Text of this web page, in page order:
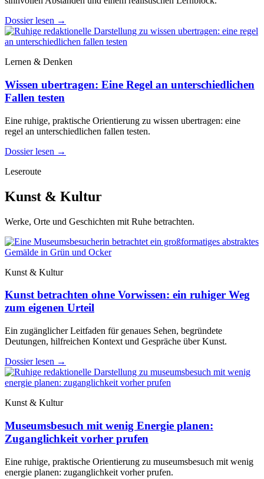
Dossier lesen →
Lernen & Denken
Wissen ubertragen: Eine Regel an unterschiedlichen
Fallen testen
Eine ruhige, praktische Orientierung zu wissen ubertragen: eine
regel an unterschiedlichen fallen testen.
Dossier lesen →
Leseroute
Kunst & Kultur
Werke, Orte und Geschichten mit Ruhe betrachten.
Kunst & Kultur
Kunst betrachten ohne Vorwissen: ein ruhiger Weg
zum eigenen Urteil
Ein zugänglicher Leitfaden für genaues Sehen, begründete
Deutungen, hilfreichen Kontext und Gespräche über Kunst.
Dossier lesen →
Kunst & Kultur
Museumsbesuch mit wenig Energie planen:
Zuganglichkeit vorher prufen
Eine ruhige, praktische Orientierung zu museumsbesuch mit wenig
energie planen: zuganglichkeit vorher prufen.